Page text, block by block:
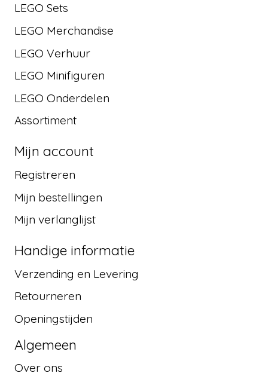
LEGO Sets
LEGO Merchandise
LEGO Verhuur
LEGO Minifiguren
LEGO Onderdelen
Assortiment
Mijn account
Registreren
Mijn bestellingen
Mijn verlanglijst
Handige informatie
Verzending en Levering
Retourneren
Openingstijden
Algemeen
Over ons